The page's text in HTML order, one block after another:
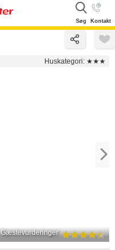
Søg Kontakt
Huskategori: ★★★
Gæstevurderinger